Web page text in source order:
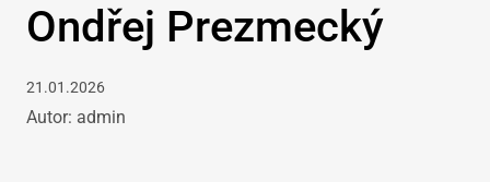
Ondřej Prezmecký
21.01.2026
Autor: admin